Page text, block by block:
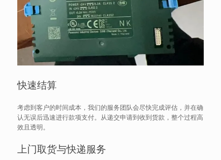
快速结算
考虑到客户的时间成本，我们的服务团队会尽快完成评估，并在确
认无误后迅速进行款项支付。从递交申请到收到货款，整个过程高
效且透明。
上门取货与快递服务